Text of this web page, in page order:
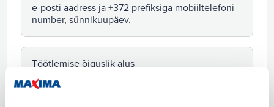
e-posti aadress ja +372 prefiksiga mobiiltelefoni
number, sünnikuupäev.
Töötlemise õiguslik alus
Kasutaja on andnud nõusoleku
(IKÜM artikkel 6 lõige 1 punkt a).
Informatsioonilised teated: aeguv raha,